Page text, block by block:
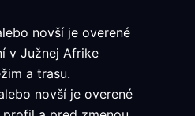
novší je overené
v Južnej Afrike
a trasu.
novší je overené